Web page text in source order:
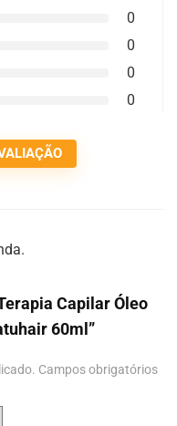
0
0
0
0
Capilar Óleo
60ml”
Campos obrigatórios